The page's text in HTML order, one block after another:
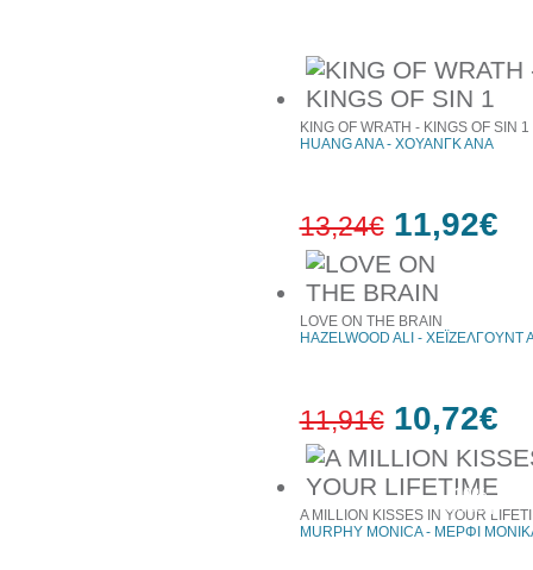
KING OF WRATH - KINGS OF SIN 1
HUANG ANA - ΧΟΥΑΝΓΚ ΑΝΑ
13,24€ 11,92€
10%
έκπτωση
LOVE ON THE BRAIN
HAZELWOOD ALI - ΧΕΪΖΕΛΓΟΥΝΤ
11,91€ 10,72€
A MILLION KISSES IN YOUR
MURPHY MONICA - ΜΕΡΦΙ